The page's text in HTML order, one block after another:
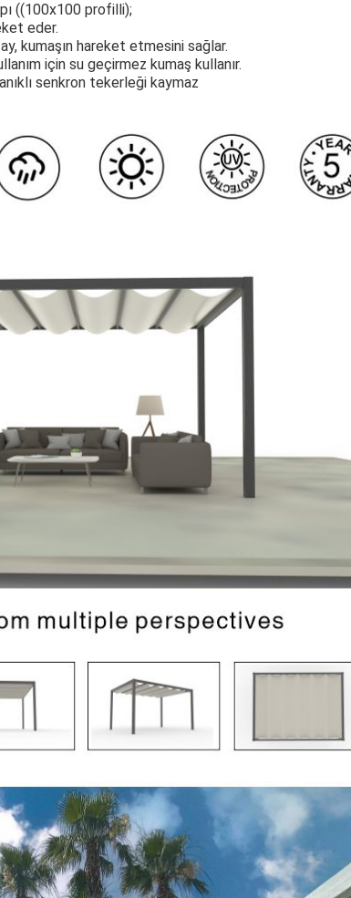
((100x100 profilli);
eder.
kumaşın hareket etmesini sağlar.
için su geçirmez kumaş kullanır.
senkron tekerleği kaymaz